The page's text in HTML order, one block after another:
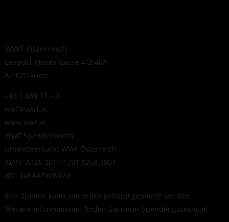
WWF Österreich
Leopold-Moses-Gasse 4/2/40A
A-1020 Wien
+43 1 488 17 – 0
wwf@wwf.at
www.wwf.at
WWF Spendenkonto
Umweltverband WWF Österreich
IBAN: AT26 2011 1291 1268 3901
BIC: GIBAATWWXXX
Ihre Spende kann steuerlich geltend gemacht werden.
Weitere Informationen finden Sie unter Spendengütesiegel